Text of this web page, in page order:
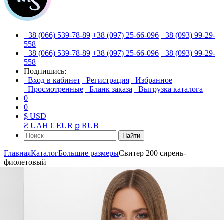
+38 (066) 539-78-89 +38 (097) 25-66-096 +38 (093) 99-29-
558
+38 (066) 539-78-89 +38 (097) 25-66-096 +38 (093) 99-29-
558
Подпишись:
Вход в кабинет
Регистрация
Избранное
Просмотренные
Бланк заказа
Выгрузка каталога
0
0
$ USD
₴ UAH € EUR ք RUB
Найти
ГлавнаяКаталогБольшие размерыСвитер 200 сирень-
фиолетовый